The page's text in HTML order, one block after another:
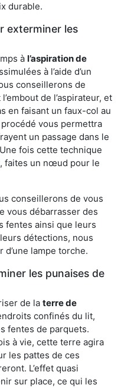
durable.
exterminer les
à l’aspiration de
à l’aide d’un
conseillerons de
de l’aspirateur, et
en faisant un faux-col au
procédé vous permettra
un passage dans le
fois cette technique
faites un nœud pour le
conseillerons de vous
vous débarrasser des
fentes ainsi que leurs
détections, nous
lampe torche.
les punaises de
de la terre de
confinés du lit,
fentes de parquets.
à vie, cette terre agira
les pattes de ces
L’effet quasi
sur place, ce qui les